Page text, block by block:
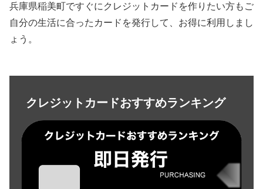
兵庫県稲美町ですぐにクレジットカードを作りたい方もご
自分の生活に合ったカードを発行して、お得に利用しまし
ょう。
クレジットカードおすすめランキング